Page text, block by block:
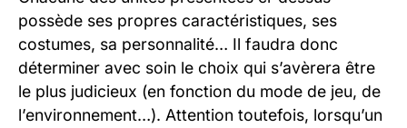
possède ses propres caractéristiques, ses
costumes, sa personnalité… Il faudra donc
déterminer avec soin le choix qui s’avèrera être
le plus judicieux (en fonction du mode de jeu, de
l’environnement…). Attention toutefois, lorsqu’un